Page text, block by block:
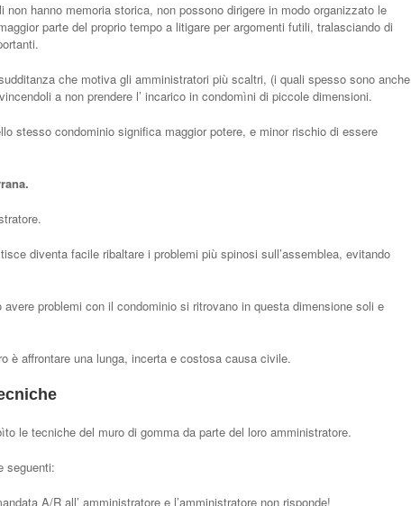
non hanno memoria storica, non possono dirigere in modo organizzato le
parte del proprio tempo a litigare per argomenti futili, tralasciando di
che motiva gli amministratori più scaltri, (i quali spesso sono anche
a non prendere l’ incarico in condomìni di piccole dimensioni.
stesso condominio significa maggior potere, e minor rischio di essere
diventa facile ribaltare i problemi più spinosi sull’assemblea, evitando
problemi con il condominio si ritrovano in questa dimensione soli e
è affrontare una lunga, incerta e costosa causa civile.
le tecniche del muro di gomma da parte del loro amministratore.
seguenti:
A/R all’ amministratore e l’amministratore non risponde!